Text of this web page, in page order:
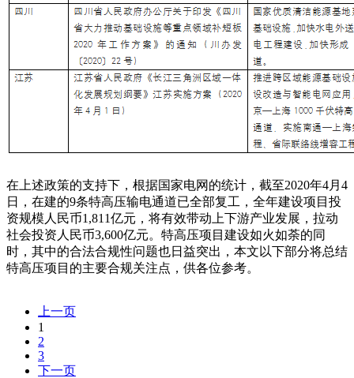
在上述政策的支持下，根据国家电网的统计，截至2020年4月4
日，在建的9条特高压输电通道已全部复工，全年建设项目投
资规模人民币1,811亿元，将有效带动上下游产业发展，拉动
社会投资人民币3,600亿元。特高压项目建设如火如荼的同
时，其中的合法合规性问题也日益突出，本文以下部分将总结
特高压项目的主要合规关注点，供各位参考。
上一页
1
2
3
下一页